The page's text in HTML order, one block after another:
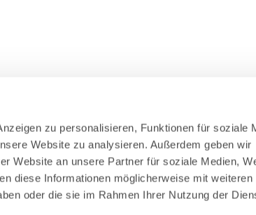
zu personalisieren, Funktionen für soziale
Website zu analysieren. Außerdem geben wir
Website an unsere Partner für soziale Medien,
diese Informationen möglicherweise mit weiteren
oder die sie im Rahmen Ihrer Nutzung der
Versand
Widerrufsbelehrung
(PDF)